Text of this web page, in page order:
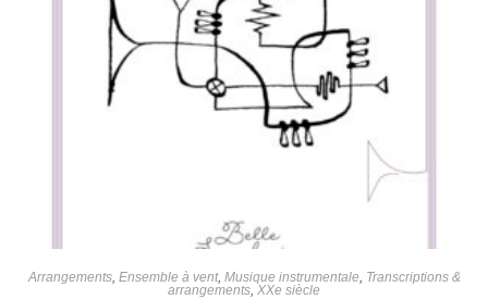
Arrangements, Ensemble à vent, Musique instrumentale Transcriptions &
arrangements XXe siècle